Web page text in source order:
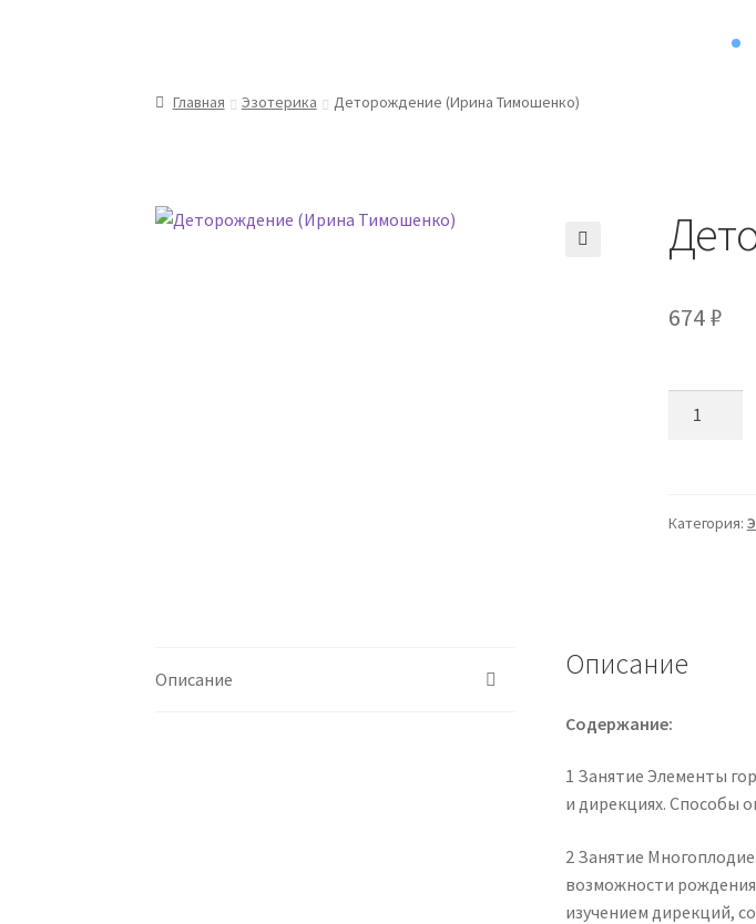
Главная Эзотерика Деторождение (Ирина Тимошенко)
674₽
Категория:
Описание Описание
Содержание:
1 Занятие Элементы
и дирекциях. Способы
2 Занятие
возможности
изучением дирекций,